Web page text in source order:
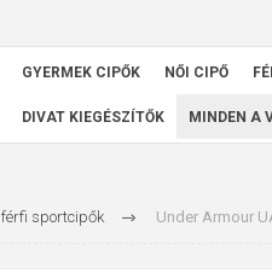
GYERMEK CIPŐK NŐI CIPŐ
DIVAT KIEGÉSZÍTŐK MINDEN A
férfi sportcipők Under Armour